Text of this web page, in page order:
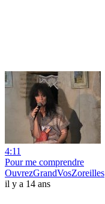
4:11
Pour me comprendre
OuvrezGrandVosZoreilles
il y a 14 ans